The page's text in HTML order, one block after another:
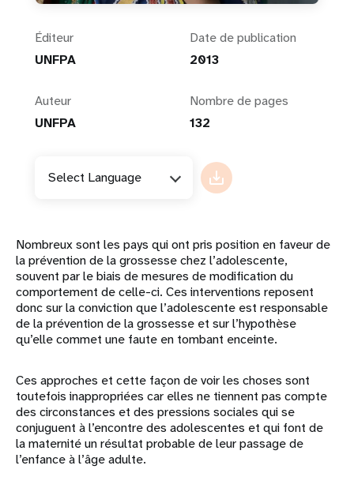
Éditeur
UNFPA
Date de publication
2013
Auteur
UNFPA
Nombre de pages
132
Select Language
Nombreux sont les pays qui ont pris position en faveur de
la prévention de la grossesse chez l’adolescente,
souvent par le biais de mesures de modification du
comportement de celle-ci. Ces interventions reposent
donc sur la conviction que l’adolescente est responsable
de la prévention de la grossesse et sur l’hypothèse
qu’elle commet une faute en tombant enceinte.
Ces approches et cette façon de voir les choses sont
toutefois inappropriées car elles ne tiennent pas compte
des circonstances et des pressions sociales qui se
conjuguent à l’encontre des adolescentes et qui font de
la maternité un résultat probable de leur passage de
l’enfance à l’âge adulte.